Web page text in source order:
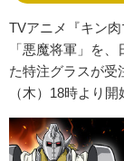
TVアニメ『キン
「悪魔将軍」を
た特注グラスが受
（木）18時より開